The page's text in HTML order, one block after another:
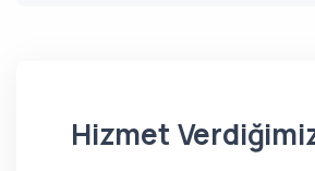
Hizmet